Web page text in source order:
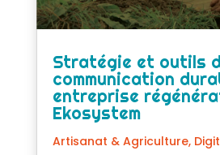
Stratégie et outils
communication
entreprise
Ekosystem
Artisanat & Agriculture,